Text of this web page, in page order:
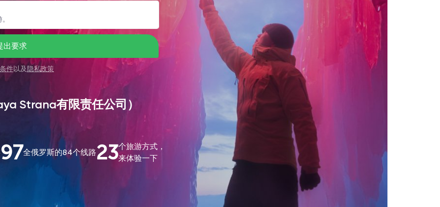
出要求
件以及 隐私政策
Strana有限责任公司）
97全俄罗斯的84个线路23个旅游方式，
来体验一下